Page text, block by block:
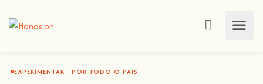
EXPERIMENTAR · POR TODO O PAÍS